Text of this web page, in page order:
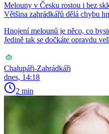
Melouny v Česku rostou i bez
Většina zahrádkářů dělá chybu
Hnojení melounů je něco, co
Jedině tak se dočkáte opravdu
Chalupáři-Zahrádkáři
dnes, 14:18
2 min